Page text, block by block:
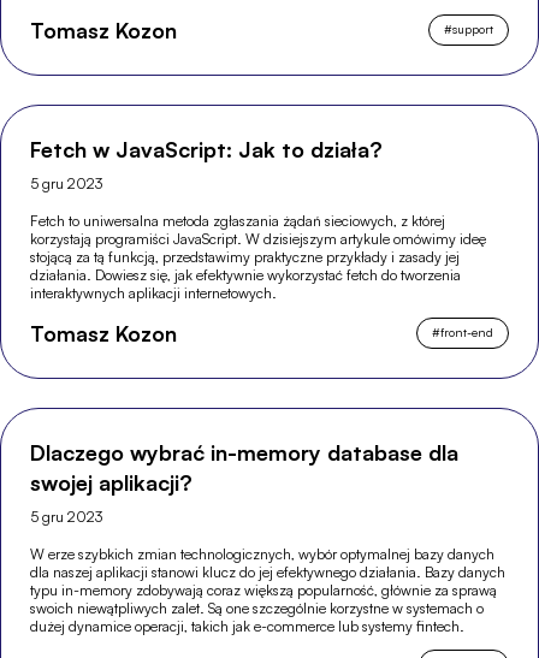
Tomasz Kozon #support
Fetch w JavaScript: Jak to działa?
5 gru 2023
Fetch to uniwersalna metoda zgłaszania żądań sieciowych, z której
korzystają programiści JavaScript. W dzisiejszym artykule omówimy ideę
stojącą za tą funkcją, przedstawimy praktyczne przykłady i zasady jej
działania. Dowiesz się, jak efektywnie wykorzystać fetch do tworzenia
interaktywnych aplikacji internetowych.
Tomasz Kozon #front-end
Dlaczego wybrać in-memory database dla
swojej aplikacji?
5 gru 2023
W erze szybkich zmian technologicznych, wybór optymalnej bazy danych
dla naszej aplikacji stanowi klucz do jej efektywnego działania. Bazy danych
typu in-memory zdobywają coraz większą popularność, głównie za sprawą
swoich niewątpliwych zalet. Są one szczególnie korzystne w systemach o
dużej dynamice operacji, takich jak e-commerce lub systemy fintech.